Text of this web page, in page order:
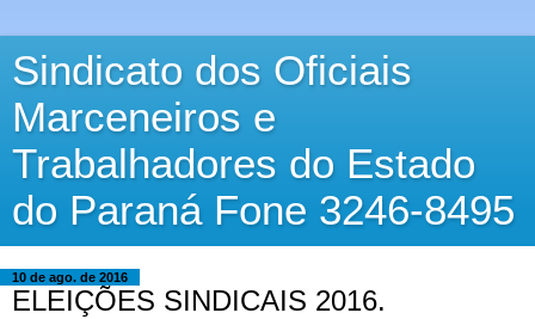
Sindicato dos Oficiais
Marceneiros e
Trabalhadores do Estado
do Paraná Fone 3246-8495
10 de ago. de 2016
ELEIÇÕES SINDICAIS 2016.